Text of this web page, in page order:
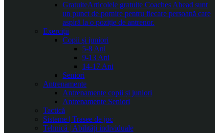
GratuiteArticolele gratuite Coaches Ahead sunt
un punct de pornire pentru fiecare persoană care
aspiră la o poziție de antrenor.
Exerciții
Copii și juniori
5-8 Ani
9-13 Ani
14-17 Ani
Seniori
Antrenamente
Antrenamente copii și juniori
Antrenamente Seniori
Tactică
Sisteme | Trasee de joc
Tehnică | Abilități individuale